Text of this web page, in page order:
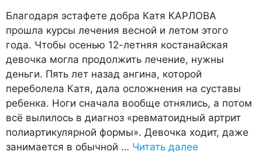
Благодаря эстафете добра Катя КАРЛОВА
прошла курсы лечения весной и летом этого
года. Чтобы осенью 12-летняя костанайская
девочка могла продолжить лечение, нужны
деньги. Пять лет назад ангина, которой
переболела Катя, дала осложнения на суставы
ребенка. Ноги сначала вообще отнялись, а потом
всё вылилось в диагноз «ревматоидный артрит
полиартикулярной формы». Девочка ходит, даже
занимается в обычной … Читать далее